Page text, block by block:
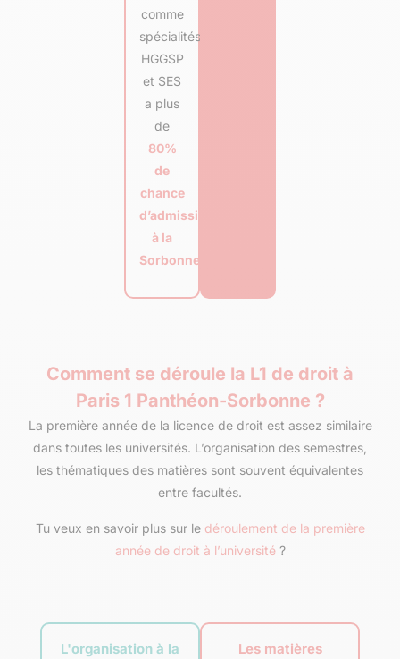
comme
spécialités
HGGSP
et SES
a plus
de
80%
de
chance
d’admission
à la
Sorbonne.
Comment se déroule la L1 de droit à
Paris 1 Panthéon-Sorbonne ?
La première année de la licence de droit est assez similaire
dans toutes les universités. L’organisation des semestres,
les thématiques des matières sont souvent équivalentes
entre facultés.
Tu veux en savoir plus sur le déroulement de la première
année de droit à l’université ?
L'organisation à la
Les matières